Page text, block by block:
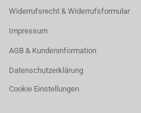
Widerrufsrecht & Widerrufsformular
Impressum
AGB & Kundeninformation
Datenschutzerklärung
Cookie Einstellungen